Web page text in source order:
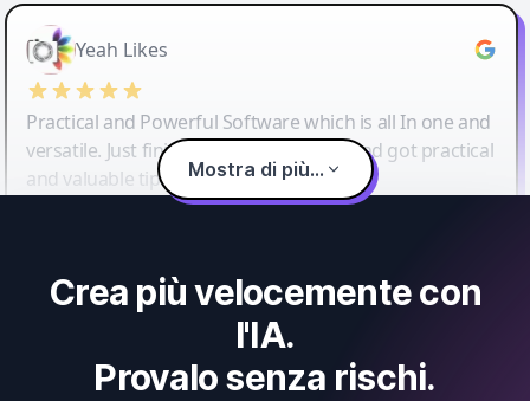
Yeah Likes
Practical and Powerful Software which is all In one and
versatile. Just finished their workshop and got practical
and valuable tips and tricks.
Mostra di più...
Crea più velocemente con
l'IA.
Provalo senza rischi.